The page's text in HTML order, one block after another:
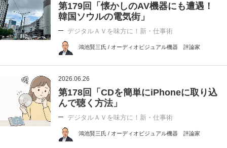
第179回「懐かしのAV機器にも遭遇！
韓国ソウルの電気街」
デジタルＡＶを味方に！新・仕事術
鴻池賢三氏 / オーディオビジュアル機器 評論家
2026.06.26
第178回「CDを簡単にiPhoneに取り込
んで聴く方法」
デジタルＡＶを味方に！新・仕事術
鴻池賢三氏 / オーディオビジュアル機器 評論家